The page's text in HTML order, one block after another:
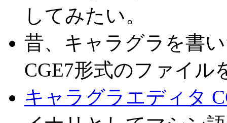
してみたい。
昔、キャラグラを書
CGE7形式のファイル
キャラグラエディタ